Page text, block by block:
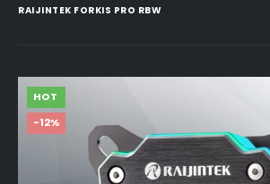
RAIJINTEK FORKIS PRO RBW
HOT
-12%